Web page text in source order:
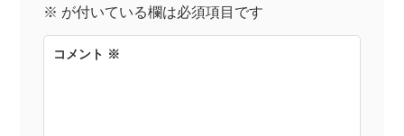
※ が付いている欄は必須項目です
コメント ※